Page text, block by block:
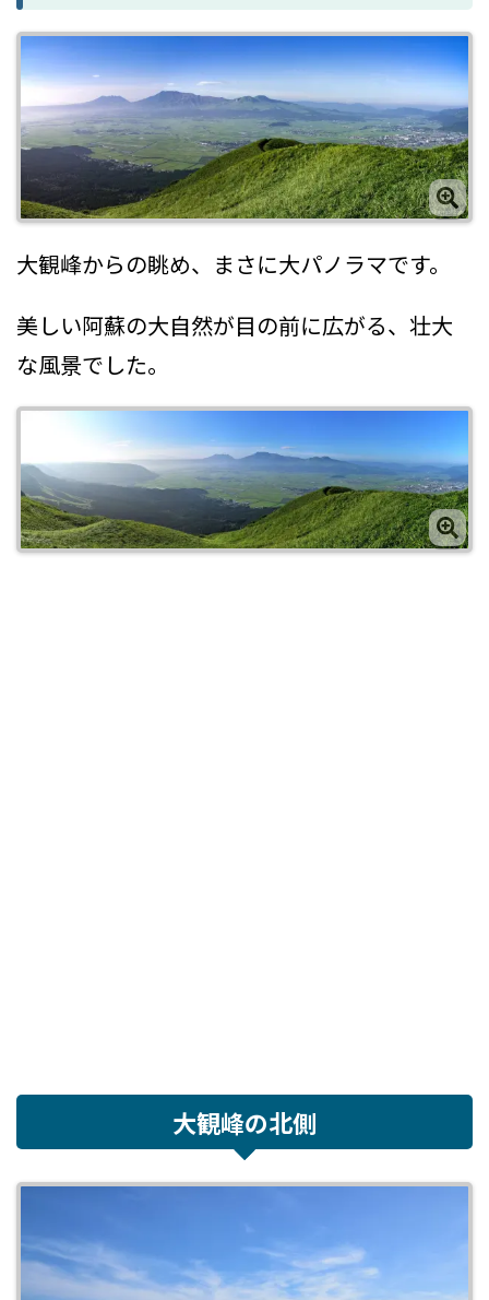
大観峰からの眺め、まさに大パノラマです。
美しい阿蘇の大自然が目の前に広がる、壮大
な風景でした。
大観峰の北側